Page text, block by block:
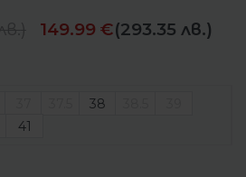
149.99 €(293.35 лв.)
38
41